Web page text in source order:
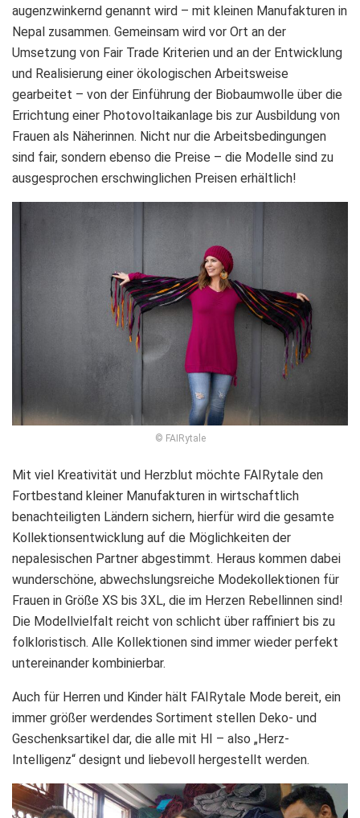
augenzwinkernd genannt wird – mit kleinen Manufakturen in
Nepal zusammen. Gemeinsam wird vor Ort an der
Umsetzung von Fair Trade Kriterien und an der Entwicklung
und Realisierung einer ökologischen Arbeitsweise
gearbeitet – von der Einführung der Biobaumwolle über die
Errichtung einer Photovoltaikanlage bis zur Ausbildung von
Frauen als Näherinnen. Nicht nur die Arbeitsbedingungen
sind fair, sondern ebenso die Preise – die Modelle sind zu
ausgesprochen erschwinglichen Preisen erhältlich!
© FAIRytale
Mit viel Kreativität und Herzblut möchte FAIRytale den
Fortbestand kleiner Manufakturen in wirtschaftlich
benachteiligten Ländern sichern, hierfür wird die gesamte
Kollektionsentwicklung auf die Möglichkeiten der
nepalesischen Partner abgestimmt. Heraus kommen dabei
wunderschöne, abwechslungsreiche Modekollektionen für
Frauen in Größe XS bis 3XL, die im Herzen Rebellinnen sind!
Die Modellvielfalt reicht von schlicht über raffiniert bis zu
folkloristisch. Alle Kollektionen sind immer wieder perfekt
untereinander kombinierbar.
Auch für Herren und Kinder hält FAIRytale Mode bereit, ein
immer größer werdendes Sortiment stellen Deko- und
Geschenksartikel dar, die alle mit HI – also „Herz-
Intelligenz“ designt und liebevoll hergestellt werden.